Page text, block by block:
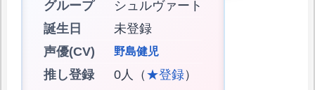
グループ
シュルヴァート
誕生日
未登録
声優(CV)
野島健児
推し登録 0人（ ★登録）